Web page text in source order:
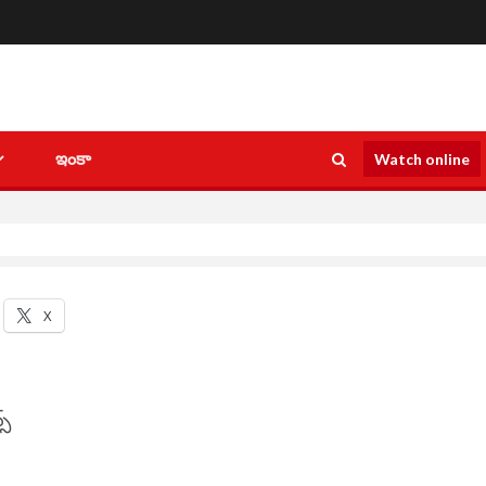
ఇంకా Watch online
X